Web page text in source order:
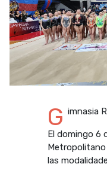
G imnasia
El domingo 6
Metropolitano
las